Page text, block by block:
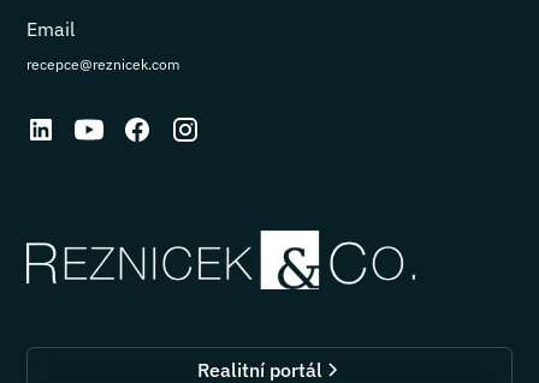
Email
recepce@reznicek.com
Realitní portál